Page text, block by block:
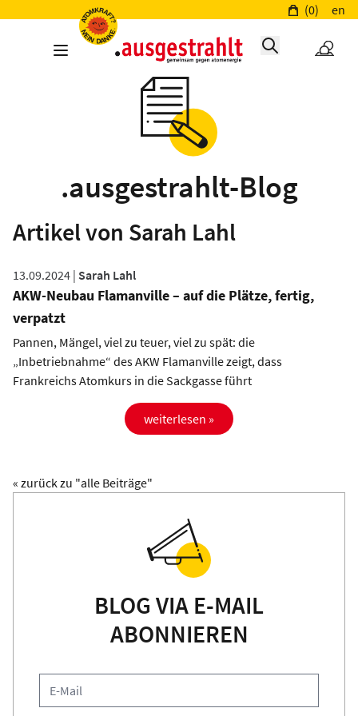
(0) en
.ausgestrahlt-Blog
Artikel von Sarah Lahl
13.09.2024 | Sarah Lahl
AKW-Neubau Flamanville – auf die Plätze, fertig,
verpatzt
Pannen, Mängel, viel zu teuer, viel zu spät: die
„Inbetriebnahme“ des AKW Flamanville zeigt, dass
Frankreichs Atomkurs in die Sackgasse führt
weiterlesen »
« zurück zu "alle Beiträge"
BLOG VIA E-MAIL
ABONNIEREN